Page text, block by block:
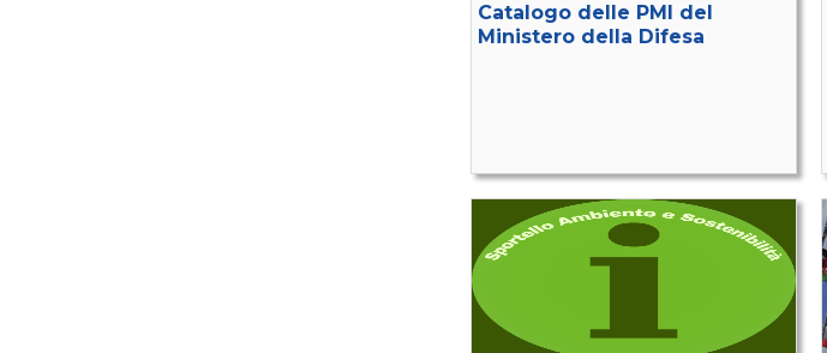
Catalogo delle PMI del
Ministero della Difesa